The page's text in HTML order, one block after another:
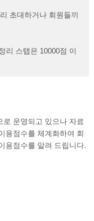
초대하거나 회원들끼
리 스탭은 10000점 이
운영되고 있으나 자료
용점수를 체계화하여 회
용점수를 알려 드립니다.